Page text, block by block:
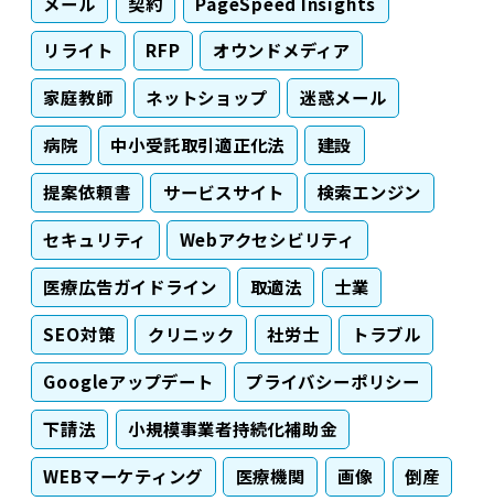
リライト
RFP
オウンドメディア
家庭教師
ネットショップ
迷惑メール
病院
中小受託取引適正化法
建設
提案依頼書
サービスサイト
検索エンジン
セキュリティ
Webアクセシビリティ
医療広告ガイドライン
取適法
士業
SEO対策
クリニック 社労士
トラブル
Googleアップデート
プライバシーポリシー
下請法
小規模事業者持続化補助金
WEBマーケティング
医療機関 画像
倒産